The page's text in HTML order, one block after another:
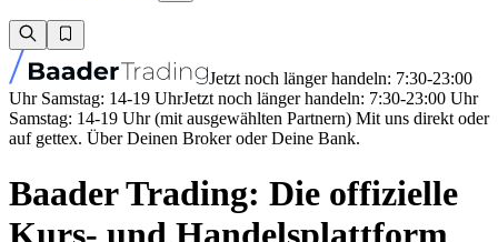
Jetzt noch länger handeln: 7:30-23:00
Uhr Samstag: 14-19 UhrJetzt noch länger handeln: 7:30-23:00 Uhr
Samstag: 14-19 Uhr (mit ausgewählten Partnern) Mit uns direkt oder
auf gettex. Über Deinen Broker oder Deine Bank.
Baader Trading: Die offizielle
Kurs- und Handelsplattform